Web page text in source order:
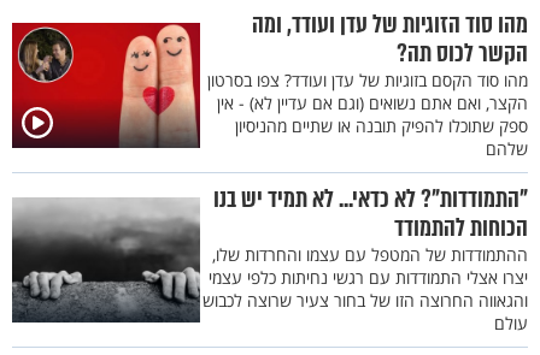
מהו סוד הזוגיות של עדן ועודד, ומה
הקשר לכוס תה?
מהו סוד הקסם בזוגיות של עדן ועודד? צפו בסרטון
הקצר, ואם אתם נשואים (וגם אם עדיין לא) - אין
ספק שתוכלו להפיק תובנה או שתיים מהניסיון
שלהם
"התמודדות"? לא כדאי... לא תמיד יש בנו
הכוחות להתמודד
ההתמודדות של המטפל עם עצמו והחרדות שלו,
יצרו אצלי התמודדות עם רגשי נחיתות כלפי עצמי
והגאווה החרוצה הזו של בחור צעיר שרוצה לכבוש
עולם